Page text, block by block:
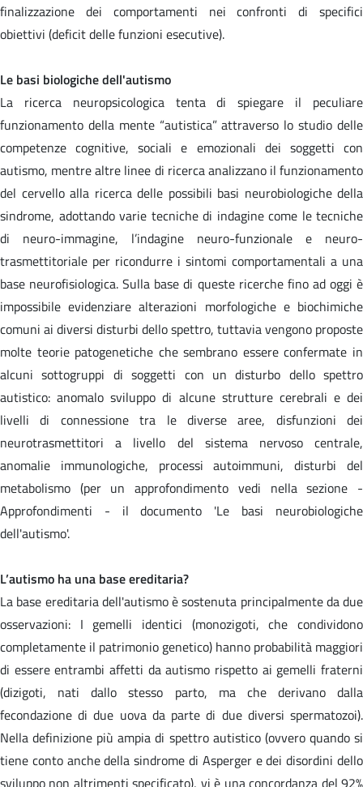
finalizzazione dei comportamenti nei confronti di specifici
obiettivi (deficit delle funzioni esecutive).
Le basi biologiche dell'autismo
La ricerca neuropsicologica tenta di spiegare il peculiare
funzionamento della mente “autistica” attraverso lo studio delle
competenze cognitive, sociali e emozionali dei soggetti con
autismo, mentre altre linee di ricerca analizzano il funzionamento
del cervello alla ricerca delle possibili basi neurobiologiche della
sindrome, adottando varie tecniche di indagine come le tecniche
di neuro-immagine, l’indagine neuro-funzionale e neuro-
trasmettitoriale per ricondurre i sintomi comportamentali a una
base neurofisiologica. Sulla base di queste ricerche fino ad oggi è
impossibile evidenziare alterazioni morfologiche e biochimiche
comuni ai diversi disturbi dello spettro, tuttavia vengono proposte
molte teorie patogenetiche che sembrano essere confermate in
alcuni sottogruppi di soggetti con un disturbo dello spettro
autistico: anomalo sviluppo di alcune strutture cerebrali e dei
livelli di connessione tra le diverse aree, disfunzioni dei
neurotrasmettitori a livello del sistema nervoso centrale,
anomalie immunologiche, processi autoimmuni, disturbi del
metabolismo (per un approfondimento vedi nella sezione -
Approfondimenti - il documento 'Le basi neurobiologiche
dell'autismo'.
L’autismo ha una base ereditaria?
La base ereditaria dell'autismo è sostenuta principalmente da due
osservazioni: I gemelli identici (monozigoti, che condividono
completamente il patrimonio genetico) hanno probabilità maggiori
di essere entrambi affetti da autismo rispetto ai gemelli fraterni
(dizigoti, nati dallo stesso parto, ma che derivano dalla
fecondazione di due uova da parte di due diversi spermatozoi).
Nella definizione più ampia di spettro autistico (ovvero quando si
tiene conto anche della sindrome di Asperger e dei disordini dello
sviluppo non altrimenti specificato), vi è una concordanza del 92%